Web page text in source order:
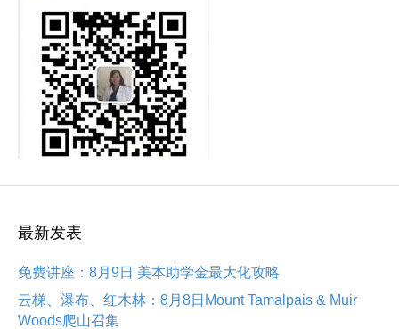
最新发表
免费讲座：8月9日 美本助学金最大化攻略
云梯、瀑布、红木林：8月8日Mount Tamalpais & Muir
Woods爬山召集